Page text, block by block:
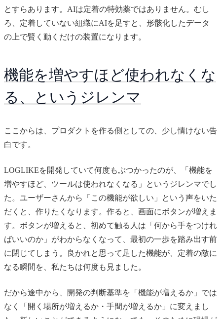
とすらあります。AIは定着の特効薬ではありません。むし
ろ、定着していない組織にAIを足すと、形骸化したデータ
の上で賢く動くだけの装置になります。
機能を増やすほど使われなくな
る、というジレンマ
ここからは、プロダクトを作る側としての、少し情けない告
白です。
LOGLIKEを開発していて何度もぶつかったのが、「機能を
増やすほど、ツールは使われなくなる」というジレンマでし
た。ユーザーさんから「この機能が欲しい」という声をいた
だくと、作りたくなります。作ると、画面にボタンが増えま
す。ボタンが増えると、初めて触る人は「何から手をつけれ
ばいいのか」がわからなくなって、最初の一歩を踏み出す前
に閉じてしまう。良かれと思って足した機能が、定着の敵に
なる瞬間を、私たちは何度も見ました。
だから途中から、開発の判断基準を「機能が増えるか」では
なく「開く場所が増えるか・手間が増えるか」に変えまし